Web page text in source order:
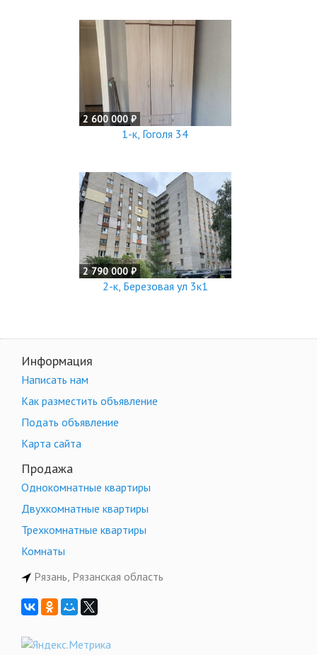
2 600 000 ₽
1-к, Гоголя 34
2 790 000 ₽
2-к, Березовая ул 3к1
Информация
Написать нам
Как разместить объявление
Подать объявление
Карта сайта
Продажа
Однокомнатные квартиры
Двухкомнатные квартиры
Трехкомнатные квартиры
Комнаты
Рязань, Рязанская область